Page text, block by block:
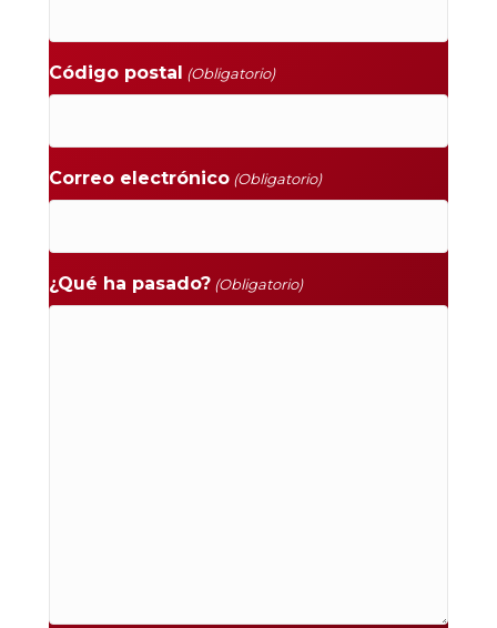
Código postal (Obligatorio)
Correo electrónico (Obligatorio)
¿Qué ha pasado? (Obligatorio)